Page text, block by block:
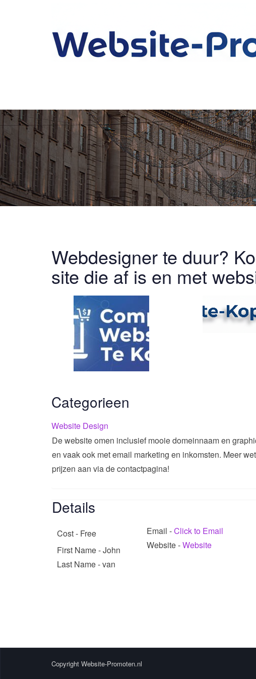
Webdesigner te duur?
site die af is en met
Categorieen
Website Design
De website omen inclusief mooie domeinnaam en
en vaak ook met email marketing en inkomsten. Meer
prijzen aan via de contactpagina!
Details
Cost - Free
First Name- John
Last Name- van
Email -Click to Email
Website-Website
Copyright Website-Promoten.nl